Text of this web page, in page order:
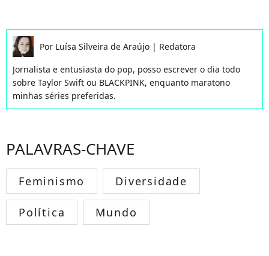
Por Luísa Silveira de Araújo | Redatora
Jornalista e entusiasta do pop, posso escrever o dia todo
sobre Taylor Swift ou BLACKPINK, enquanto maratono
minhas séries preferidas.
PALAVRAS-CHAVE
Feminismo Diversidade
Política Mundo